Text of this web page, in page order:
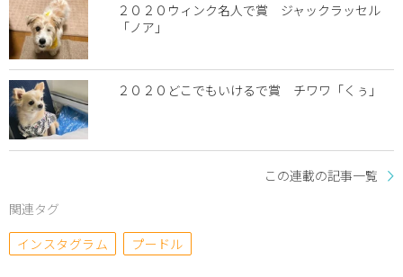
２０２０ウィンク名人で賞 ジャックラッセル
「ノア」
２０２０どこでもいけるで賞 チワワ「くぅ」
この連載の記事一覧
関連タグ
インスタグラム
プードル